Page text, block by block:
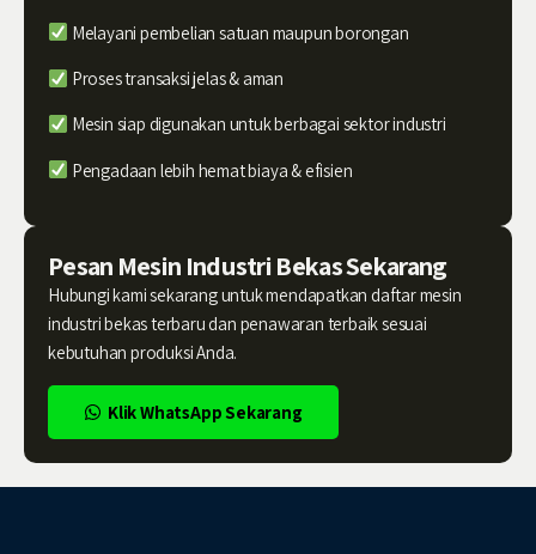
Melayani pembelian satuan maupun borongan
Proses transaksi jelas & aman
Mesin siap digunakan untuk berbagai sektor industri
Pengadaan lebih hemat biaya & efisien
Pesan Mesin Industri Bekas Sekarang
Hubungi kami sekarang untuk mendapatkan daftar mesin
industri bekas terbaru dan penawaran terbaik sesuai
kebutuhan produksi Anda.
Klik WhatsApp Sekarang